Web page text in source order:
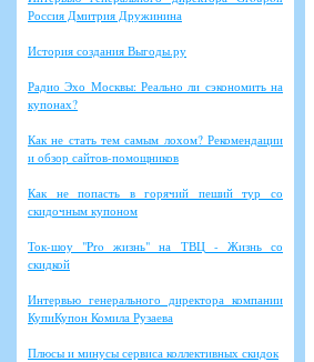
Россия Дмитрия Дружинина
История создания Выгоды.ру
Радио Эхо Москвы: Реально ли сэкономить на
купонах?
Как не стать тем самым лохом? Рекомендации
и обзор сайтов-помощников
Как не попасть в горячий пеший тур со
скидочным купоном
Ток-шоу "Pro жизнь" на ТВЦ - Жизнь со
скидкой
Интервью генерального директора компании
КупиКупон Комила Рузаева
Плюсы и минусы сервиса коллективных скидок